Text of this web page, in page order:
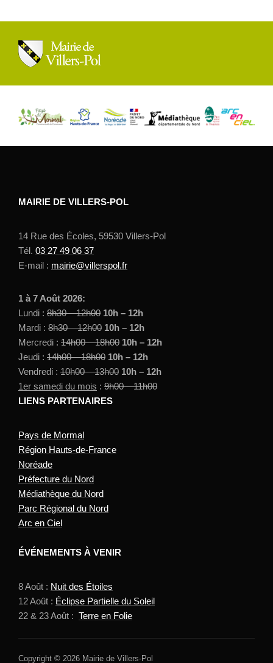
MAIRIE DE VILLERS-POL
14 Rue des Écoles, 59530 Villers-Pol
Tél. 03 27 49 06 37
E-mail : mairie@villerspol.fr
1 à 7 Août 2026:
Lundi : 8h30 – 12h00 10h – 12h
Mardi : 8h30 – 12h00 10h – 12h
Mercredi : 14h00 – 18h00 10h – 12h
Jeudi : 14h00 – 18h00 10h – 12h
Vendredi : 10h00 – 13h00 10h – 12h
1er samedi du mois : 9h00 – 11h00
LIENS PARTENAIRES
Pays de Mormal
Région Hauts-de-France
Noréade
Préfecture du Nord
Médiathèque du Nord
Parc Régional du Nord
Arc en Ciel
ÉVÉNEMENTS À VENIR
8 Août : Nuit des Étoiles
12 Août : Éclipse Partielle du Soleil
22 & 23 Août : Terre en Folie
Copyright © 2026 Mairie de Villers-Pol